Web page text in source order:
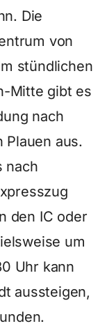
Die
von
stündlichen
Mitte gibt es
nach
Plauen aus.
nach
den IC oder
um
Uhr kann
aussteigen,